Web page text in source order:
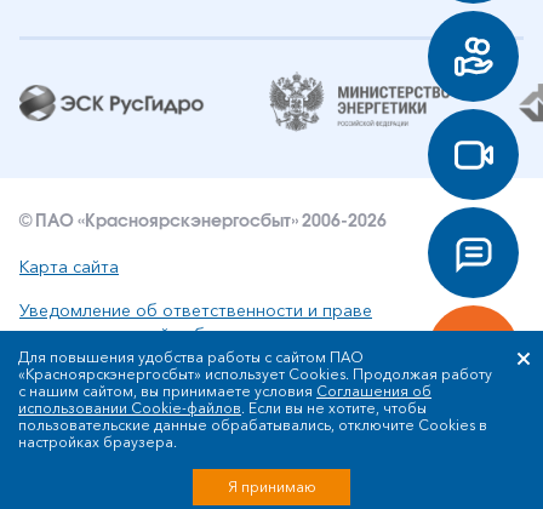
© ПАО «Красноярскэнергосбыт» 2006-2026
Карта сайта
Уведомление об ответственности и праве
интеллектуальной собственности
Политика ПАО «Красноярскэнергосбыт» в отношении
обработки персональных данных
Для повышения удобства работы с сайтом ПАО
«Красноярскэнергосбыт» использует Cookies. Продолжая работу
с нашим сайтом, вы принимаете условия Соглашения об
использовании Cookie-файлов. Если вы не хотите, чтобы
пользовательские данные обрабатывались, отключите Cookies в
настройках браузера.
Я принимаю